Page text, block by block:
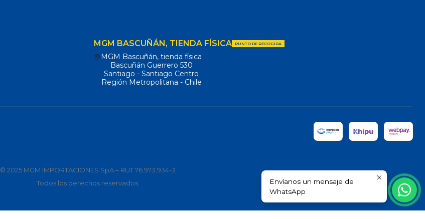
MGM BASCUÑÁN, TIENDA FÍSICA PUNTO DE RECOGIDA
MGM Bascuñán, tienda física
Bascuñán Guerrero 530
Santiago - Santiago Centro
Región Metropolitana - Chile
© 2025 MGM IMPORTACIONES SpA – RUT 76.973.934-3
Todos los derechos reservados.
Envíanos un mensaje de
WhatsApp